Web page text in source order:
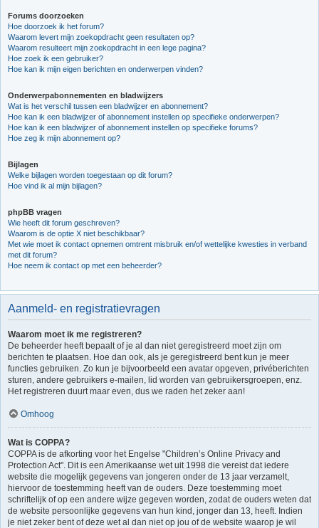
Forums doorzoeken
Hoe doorzoek ik het forum?
Waarom levert mijn zoekopdracht geen resultaten op?
Waarom resulteert mijn zoekopdracht in een lege pagina?
Hoe zoek ik een gebruiker?
Hoe kan ik mijn eigen berichten en onderwerpen vinden?
Onderwerpabonnementen en bladwijzers
Wat is het verschil tussen een bladwijzer en abonnement?
Hoe kan ik een bladwijzer of abonnement instellen op specifieke onderwerpen?
Hoe kan ik een bladwijzer of abonnement instellen op specifieke forums?
Hoe zeg ik mijn abonnement op?
Bijlagen
Welke bijlagen worden toegestaan op dit forum?
Hoe vind ik al mijn bijlagen?
phpBB vragen
Wie heeft dit forum geschreven?
Waarom is de optie X niet beschikbaar?
Met wie moet ik contact opnemen omtrent misbruik en/of wettelijke kwesties in verband
met dit forum?
Hoe neem ik contact op met een beheerder?
Aanmeld- en registratievragen
Waarom moet ik me registreren?
De beheerder heeft bepaalt of je al dan niet geregistreerd moet zijn om
berichten te plaatsen. Hoe dan ook, als je geregistreerd bent kun je meer
functies gebruiken. Zo kun je bijvoorbeeld een avatar opgeven, privéberichten
sturen, andere gebruikers e-mailen, lid worden van gebruikersgroepen, enz.
Het registreren duurt maar even, dus we raden het zeker aan!
Omhoog
Wat is COPPA?
COPPA is de afkorting voor het Engelse "Children’s Online Privacy and
Protection Act". Dit is een Amerikaanse wet uit 1998 die vereist dat iedere
website die mogelijk gegevens van jongeren onder de 13 jaar verzamelt,
hiervoor de toestemming heeft van de ouders. Deze toestemming moet
schriftelijk of op een andere wijze gegeven worden, zodat de ouders weten dat
de website persoonlijke gegevens van hun kind, jonger dan 13, heeft. Indien
je niet zeker bent of deze wet al dan niet op jou of de website waarop je wil